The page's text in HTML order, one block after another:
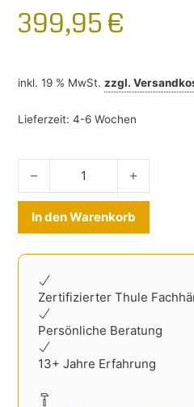
399,95 €
inkl. 19 % MwSt. zzgl.
Lieferzeit:4-6 Wochen
Kofferraum Trenngitter
In den Warenkorb
Zertifizierter Thule
Persönliche Beratung
13+ Jahre Erfahrung